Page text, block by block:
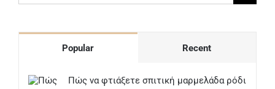
for:
Popular Recent
Πώς να φτιάξετε σπιτική μαρμελάδα ρόδι